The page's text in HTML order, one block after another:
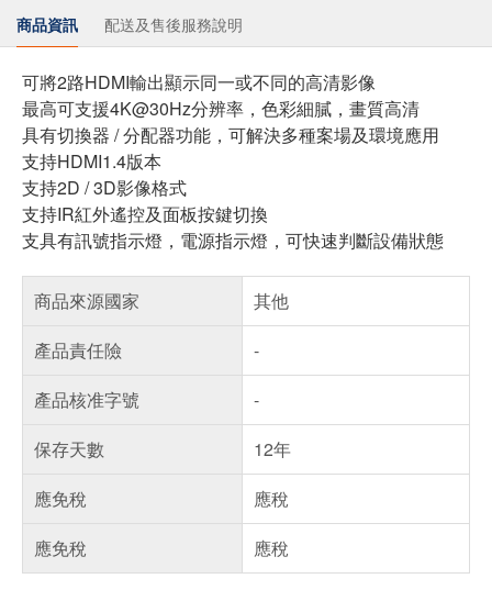
商品資訊 配送及售後服務說明
可將2路HDMI輸出顯示同一或不同的高清影像
最高可支援4K@30Hz分辨率，色彩細膩，畫質高清
具有切換器 / 分配器功能，可解決多種案場及環境應用
支持HDMI1.4版本
支持2D / 3D影像格式
支持IR紅外遙控及面板按鍵切換
支具有訊號指示燈，電源指示燈，可快速判斷設備狀態
商品來源國家
其他
產品責任險
-
產品核准字號
-
保存天數
12年
應免稅
應稅
應免稅
應稅